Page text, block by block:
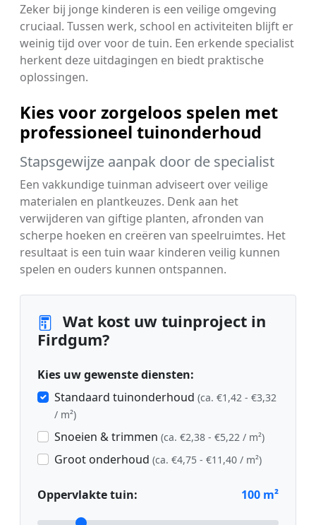
Zeker bij jonge kinderen is een veilige omgeving
cruciaal. Tussen werk, school en activiteiten blijft er
weinig tijd over voor de tuin. Een erkende specialist
herkent deze uitdagingen en biedt praktische
oplossingen.
Kies voor zorgeloos spelen met
professioneel tuinonderhoud
Stapsgewijze aanpak door de specialist
Een vakkundige tuinman adviseert over veilige
materialen en plantkeuzes. Denk aan het
verwijderen van giftige planten, afronden van
scherpe hoeken en creëren van speelruimtes. Het
resultaat is een tuin waar kinderen veilig kunnen
spelen en ouders kunnen ontspannen.
Wat kost uw tuinproject in
Firdgum?
Kies uw gewenste diensten:
Standaard tuinonderhoud (ca. €1,42 - €3,32
/ m²)
Snoeien & trimmen (ca. €2,38 - €5,22 / m²)
Groot onderhoud (ca. €4,75 - €11,40 / m²)
Oppervlakte tuin: 100 m²